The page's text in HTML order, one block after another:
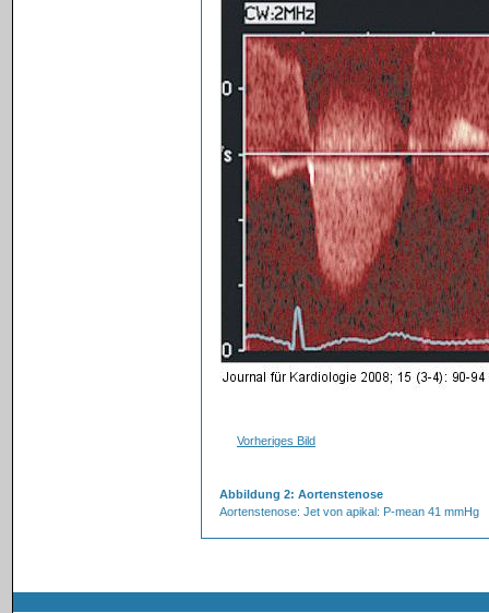
Vorheriges Bild
Abbildung 2: Aortenstenose
Aortenstenose: Jet von apikal: P-mean 41 mmHg